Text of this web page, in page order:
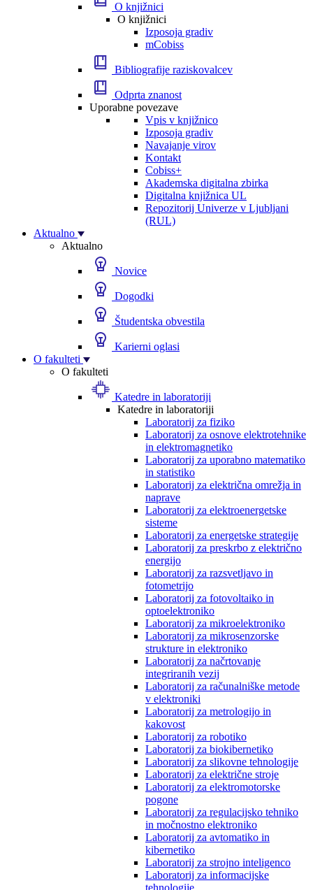
O knjižnici
O knjižnici
Izposoja gradiv
mCobiss
Bibliografije raziskovalcev
Odprta znanost
Uporabne povezave
Vpis v knjižnico
Izposoja gradiv
Navajanje virov
Kontakt
Cobiss+
Akademska digitalna zbirka
Digitalna knjižnica UL
Repozitorij Univerze v Ljubljani
(RUL)
Aktualno
Aktualno
Novice
Dogodki
Študentska obvestila
Karierni oglasi
O fakulteti
O fakulteti
Katedre in laboratoriji
Katedre in laboratoriji
Laboratorij za fiziko
Laboratorij za osnove elektrotehnike
in elektromagnetiko
Laboratorij za uporabno matematiko
in statistiko
Laboratorij za električna omrežja in
naprave
Laboratorij za elektroenergetske
sisteme
Laboratorij za energetske strategije
Laboratorij za preskrbo z električno
energijo
Laboratorij za razsvetljavo in
fotometrijo
Laboratorij za fotovoltaiko in
optoelektroniko
Laboratorij za mikroelektroniko
Laboratorij za mikrosenzorske
strukture in elektroniko
Laboratorij za načrtovanje
integriranih vezij
Laboratorij za računalniške metode
v elektroniki
Laboratorij za metrologijo in
kakovost
Laboratorij za robotiko
Laboratorij za biokibernetiko
Laboratorij za slikovne tehnologije
Laboratorij za električne stroje
Laboratorij za elektromotorske
pogone
Laboratorij za regulacijsko tehniko
in močnostno elektroniko
Laboratorij za avtomatiko in
kibernetiko
Laboratorij za strojno inteligenco
Laboratorij za informacijske
tehnologije